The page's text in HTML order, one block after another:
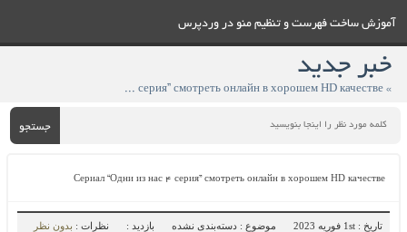
آموزش ساخت فهرست و تنظيم منو در وردپرس
خبر جدید
» Сериал “Одни из нас ۴ серия” смотреть онлайн в хорошем HD качестве
جستجو
Сериал “Одни из нас ۴ серия” смотреть онлайн в хорошем HD качестве
تاریخ : 1st فوریه 2023 موضوع : دسته‌بندی نشده بازدید : نظرات : بدون نظر